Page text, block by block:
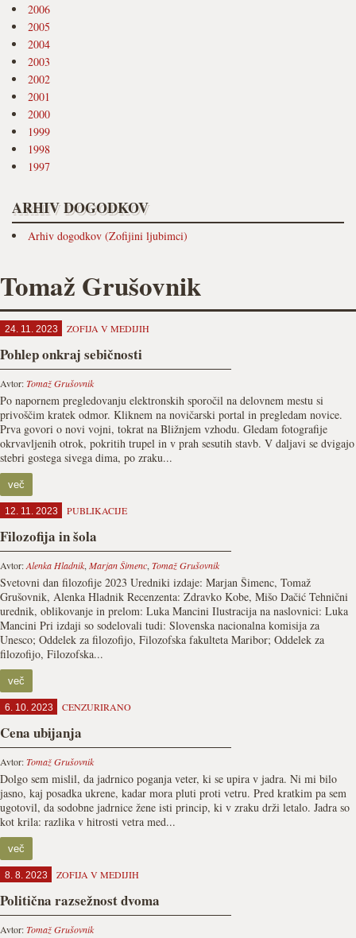
2006
2005
2004
2003
2002
2001
2000
1999
1998
1997
ARHIV DOGODKOV
Arhiv dogodkov (Zofijini ljubimci)
Tomaž Grušovnik
24. 11. 2023 ZOFIJA V MEDIJIH
Pohlep onkraj sebičnosti
Avtor:Tomaž Grušovnik
Po napornem pregledovanju elektron­skih sporočil na delovnem mestu si
privoščim kratek odmor. Kliknem na novičarski portal in pregledam novice.
Prva govori o novi vojni, tokrat na Bližnjem vzhodu. Gledam fotografije
okrvavljenih otrok, pokritih trupel in v prah sesutih stavb. V daljavi se dvigajo
stebri gostega sivega dima, po zraku...
več
12. 11. 2023 PUBLIKACIJE
Filozofija in šola
Avtor:Alenka Hladnik, Marjan Šimenc, Tomaž Grušovnik
Svetovni dan filozofije 2023 Uredniki izdaje: Marjan Šimenc, Tomaž
Grušovnik, Alenka Hladnik Recenzenta: Zdravko Kobe, Mišo Dačić Tehnični
urednik, oblikovanje in prelom: Luka Mancini Ilustracija na naslovnici: Luka
Mancini Pri izdaji so sodelovali tudi: Slovenska nacionalna komisija za
Unesco; Oddelek za filozofijo, Filozofska fakulteta Maribor; Oddelek za
filozofijo, Filozofska...
več
6. 10. 2023 CENZURIRANO
Cena ubijanja
Avtor:Tomaž Grušovnik
Dolgo sem mislil, da jadrnico poganja veter, ki se upira v jadra. Ni mi bilo
jasno, kaj posadka ukrene, kadar mora pluti proti vetru. Pred kratkim pa sem
ugotovil, da sodobne jadrnice žene isti princip, ki v zraku drži letalo. Jadra so
kot krila: razlika v hitrosti vetra med...
več
8. 8. 2023 ZOFIJA V MEDIJIH
Politična razsežnost dvoma
Avtor:Tomaž Grušovnik